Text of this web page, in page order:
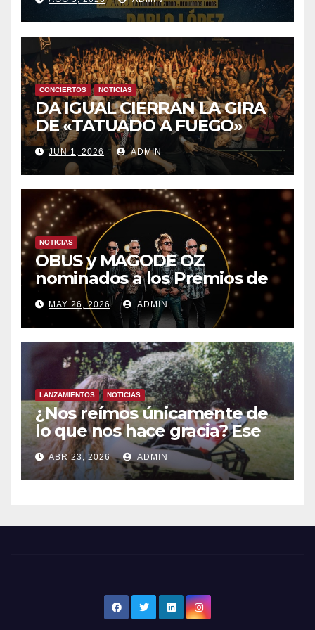
8 CON OBK Y LA GUARDIA
CONCIERTOS NOTICIAS
DA IGUAL CIERRAN LA GIRA
DE «TATUADO A FUEGO»
CON UN LLENO EN LA SALA
DEL MOVISTAR ARENA DE
MADRID
JUN 1, 2026 ADMIN
NOTICIAS
OBUS y MAGODE OZ
nominados a los Premios de
la Academia de la Música de
España- Esta noche en La 2
MAY 26, 2026 ADMIN
LANZAMIENTOS NOTICIAS
¿Nos reímos únicamente de
lo que nos hace gracia? Ese
chiste ya me lo has contado,
el nuevo single de JUAN
ANSELMO
ABR 23, 2026 ADMIN